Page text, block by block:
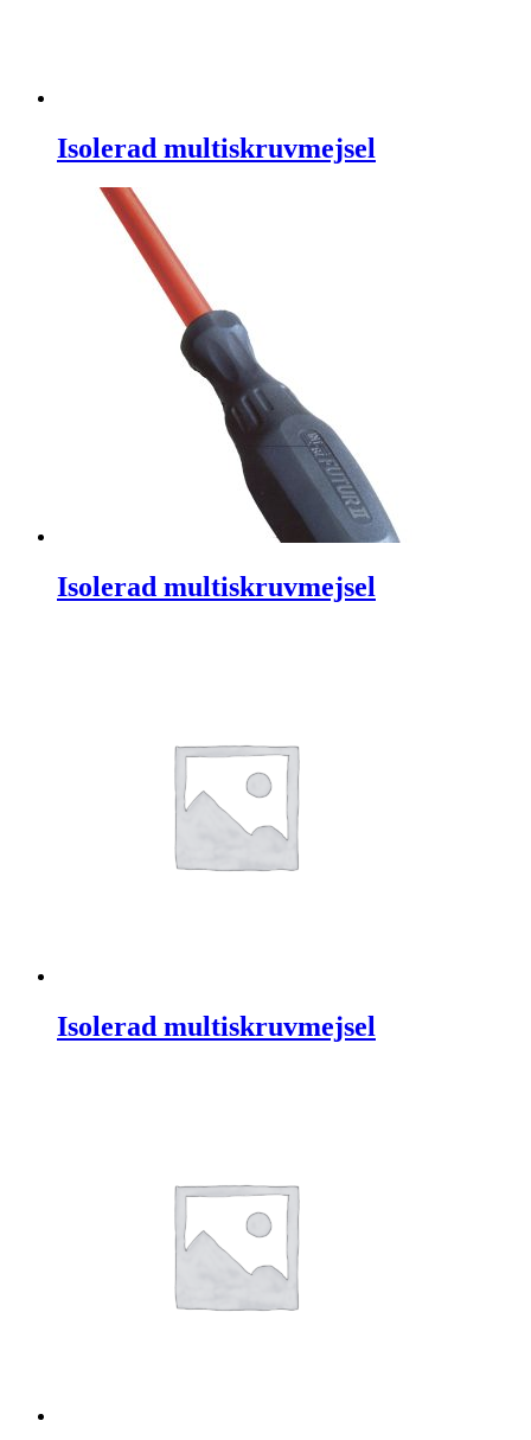
Isolerad multiskruvmejsel
Isolerad multiskruvmejsel
Isolerad multiskruvmejsel